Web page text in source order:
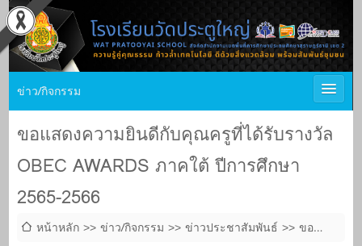
ข่าว/กิจกรรม
ขอแสดงความยินดีกับคุณครูที่ได้รับรางวัล
OBEC AWARDS ภาคใต้ ปีการศึกษา
2565-2566
หน้าหลัก ข่าว/กิจกรรม ข่าวประชาสัมพันธ์
ขอ